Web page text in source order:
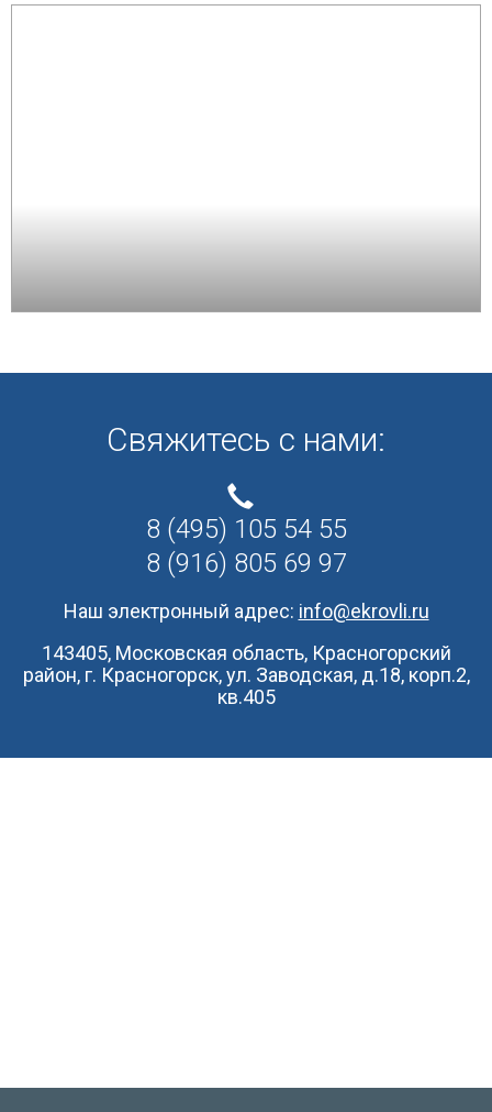
Свяжитесь с нами:
8 (495) 105 54 55
8 (916) 805 69 97
Наш электронный адрес: info@ekrovli.ru
143405, Московская область, Красногорский
район, г. Красногорск, ул. Заводская, д.18, корп.2,
кв.405